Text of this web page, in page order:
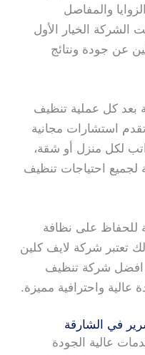
والمفاصل
الشركة الخيار الأول
عن جودة ونتائج
بعد كل عملية تنظيف
استشارات مجانية
لكل منزل أو شقة،
لجميع احتياجات تنظيف
للحفاظ على نظافة
تعتبر شركة لايف كلين
افضل شركة تنظيف
واحترافية مميزة.
في الشارقة
عالية الجودة